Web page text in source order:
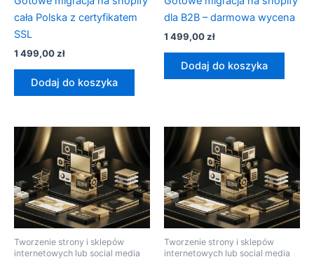
cała Polska z certyfikatem
SSL
1 499,00zł
Dodaj do koszyka
dla B2B – darmowa wycena
1 499,00zł
Dodaj do koszyka
Tworzenie strony i sklepów
internetowych lub social media
Tworzenie strony i sklepów
internetowych lub social media